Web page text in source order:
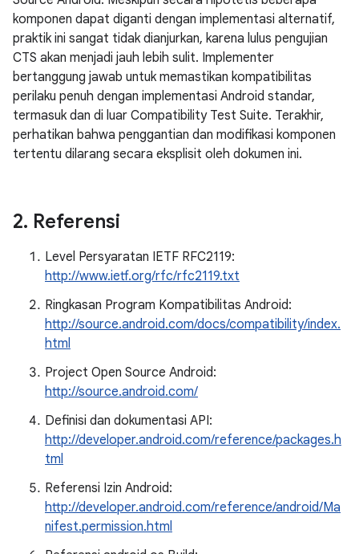
komponen dapat diganti dengan implementasi alternatif,
praktik ini sangat tidak dianjurkan, karena lulus pengujian
CTS akan menjadi jauh lebih sulit. Implementer
bertanggung jawab untuk memastikan kompatibilitas
perilaku penuh dengan implementasi Android standar,
termasuk dan di luar Compatibility Test Suite. Terakhir,
perhatikan bahwa penggantian dan modifikasi komponen
tertentu dilarang secara eksplisit oleh dokumen ini.
2. Referensi
Level Persyaratan IETF RFC2119:
http://www.ietf.org/rfc/rfc2119.txt
Ringkasan Program Kompatibilitas Android:
http://source.android.com/docs/compatibility/index.
html
Project Open Source Android:
http://source.android.com/
Definisi dan dokumentasi API:
http://developer.android.com/reference/packages.h
tml
Referensi Izin Android:
http://developer.android.com/reference/android/Ma
nifest.permission.html